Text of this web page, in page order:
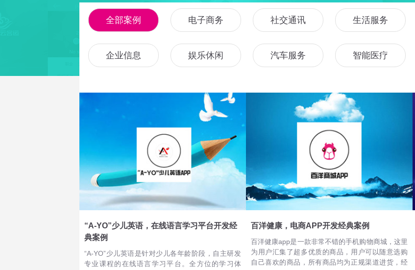
全部案例 电子商务 社交通讯 生活服务
企业信息 娱乐休闲 汽车服务 智能医疗
“A-YO”少儿英语，在线语言学习平台开发经
典案例
“A-YO”少儿英语是针对少儿各年龄阶段，自主研发
专业课程的在线语言学习平台。全方位的学习体
百洋健康，电商APP开发经典案例
百洋健康app是一款非常不错的手机购物商城，这里
为用户汇集了超多优质的商品，用户可以随意选购
自己喜欢的商品，所有商品均为正规渠道进货，经